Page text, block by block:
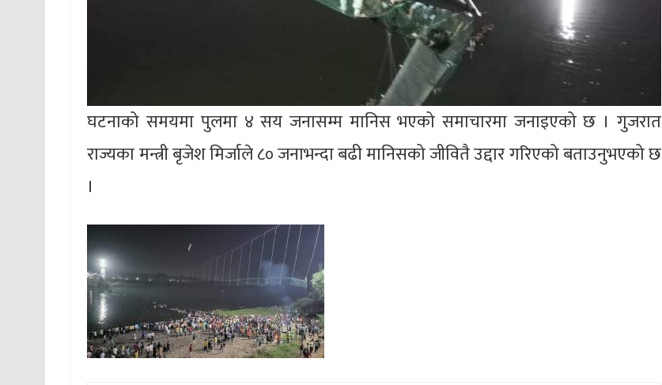
घटनाको समयमा पुलमा ४ सय जनासम्म मानिस भएको समाचारमा जनाइएको छ । गुजरात
राज्यका मन्त्री बृजेश मिर्जाले ८० जनाभन्दा बढी मानिसको जीवितै उद्दार गरिएको बताउनुभएको छ
।